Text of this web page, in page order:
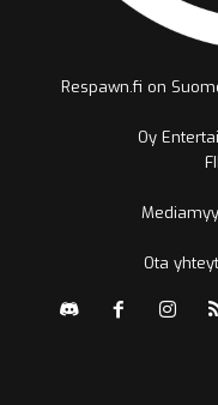
Respawn.fi on
Oy
Ota